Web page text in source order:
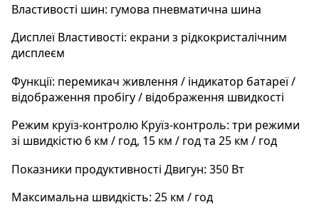
Властивості шин: гумова пневматична шина
Дисплеї Властивості: екрани з рідкокристалічним
дисплеєм
Функції: перемикач живлення / індикатор батареї /
відображення пробігу / відображення швидкості
Режим круїз-контролю Круїз-контроль: три режими
зі швидкістю 6 км / год, 15 км / год та 25 км / год
Показники продуктивності Двигун: 350 Вт
Максимальна швидкість: 25 км / год